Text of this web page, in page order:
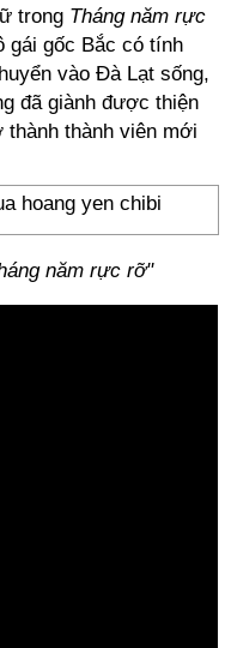
trong Tháng năm rực
gái gốc Bắc có tính
vào Đà Lạt sống,
đã giành được thiện
thành viên mới
năm rực rỡ"